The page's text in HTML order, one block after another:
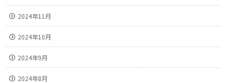
2024年11月
2024年10月
2024年9月
2024年8月